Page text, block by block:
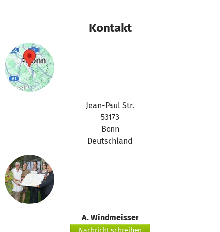
Kontakt
Jean-Paul Str.
53173
Bonn
Deutschland
A. Windmeisser
Nachricht schreiben